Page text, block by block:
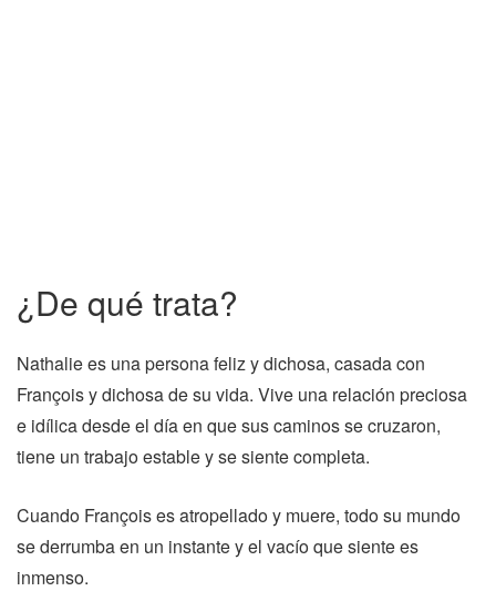
¿De qué trata?
Nathalie es una persona feliz y dichosa, casada con
François y dichosa de su vida. Vive una relación preciosa
e idílica desde el día en que sus caminos se cruzaron,
tiene un trabajo estable y se siente completa.
Cuando François es atropellado y muere, todo su mundo
se derrumba en un instante y el vacío que siente es
inmenso.